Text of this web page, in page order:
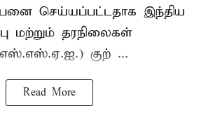
செய்யப்பட்டதாக இந்திய
மற்றும் தரநிலைகள்
குற் ...
Read More